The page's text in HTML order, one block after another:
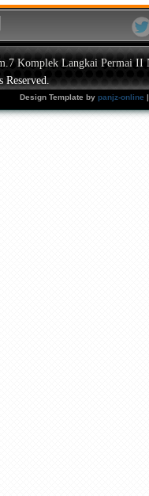
Komplek Langkai Permai II
Reserved.
Design Template by panjz-online